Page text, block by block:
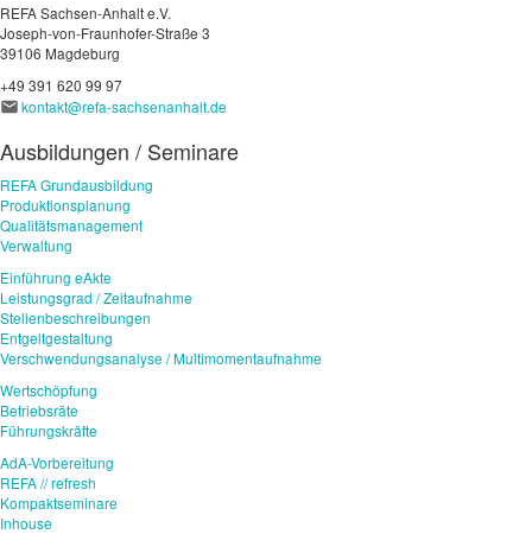
REFA Sachsen-Anhalt e.V.
Joseph-von-Fraunhofer-Straße 3
39106 Magdeburg
+49 391 620 99 97
kontakt@refa-sachsenanhalt.de
Ausbildungen / Seminare
REFA Grundausbildung
Produktionsplanung
Qualitätsmanagement
Verwaltung
Einführung eAkte
Leistungsgrad / Zeitaufnahme
Stellenbeschreibungen
Entgeltgestaltung
Verschwendungsanalyse / Multimomentaufnahme
Wertschöpfung
Betriebsräte
Führungskräfte
AdA-Vorbereitung
REFA // refresh
Kompaktseminare
Inhouse